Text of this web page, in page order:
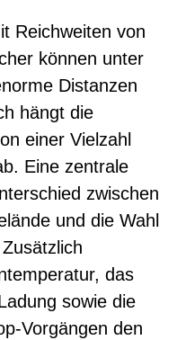
Reichweiten von
können unter
Distanzen
hängt die
einer Vielzahl
Eine zentrale
zwischen
und die Wahl
das
sowie die
Vorgängen den